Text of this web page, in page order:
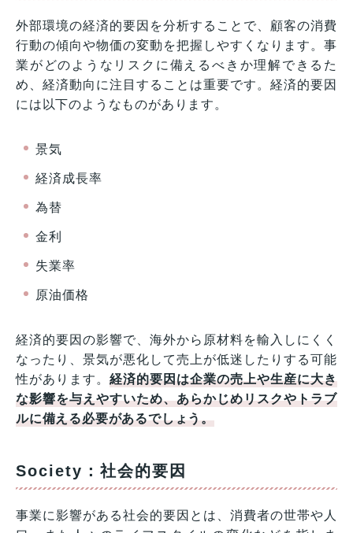
外部環境の経済的要因を分析することで、顧客の消費
行動の傾向や物価の変動を把握しやすくなります。事
業がどのようなリスクに備えるべきか理解できるた
め、経済動向に注目することは重要です。経済的要因
には以下のようなものがあります。
景気
経済成長率
為替
金利
失業率
原油価格
経済的要因の影響で、海外から原材料を輸入しにくく
なったり、景気が悪化して売上が低迷したりする可能
性があります。経済的要因は企業の売上や生産に大き
な影響を与えやすいため、あらかじめリスクやトラブ
ルに備える必要があるでしょう。
Society：社会的要因
事業に影響がある社会的要因とは、消費者の世帯や人